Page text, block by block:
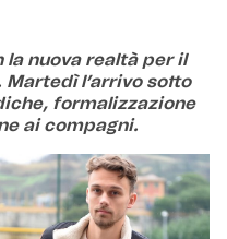
nuova realtà per il
l’arrivo sotto
formalizzazione
ai compagni.